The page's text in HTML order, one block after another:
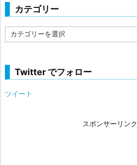
カテゴリー
テ
Twitter でフォロー
ツイート
スポンサーリンク